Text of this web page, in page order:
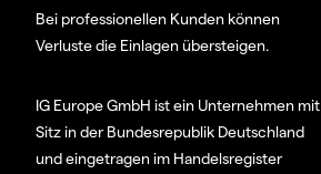
Bei professionellen Kunden können
Verluste die Einlagen übersteigen.
IG Europe GmbH ist ein Unternehmen mit
Sitz in der Bundesrepublik Deutschland
und eingetragen im Handelsregister